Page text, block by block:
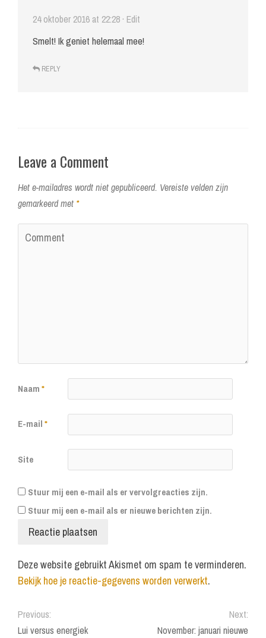
24 oktober 2016 at 22:28 · Edit
Smelt! Ik geniet helemaal mee!
REPLY
Leave a Comment
Het e-mailadres wordt niet gepubliceerd. Vereiste velden zijn
gemarkeerd met *
Naam*
E-mail*
Site
Stuur mij een e-mail als er vervolgreacties zijn.
Stuur mij een e-mail als er nieuwe berichten zijn.
Deze website gebruikt Akismet om spam te verminderen.
Bekijk hoe je reactie-gegevens worden verwerkt.
Previous:
Lui versus energiek
Next:
November: januari nieuwe